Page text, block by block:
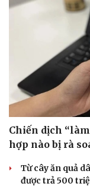
Chiến dịch
hợp nào bị rà
Từ cây ăn quả
được trả 500